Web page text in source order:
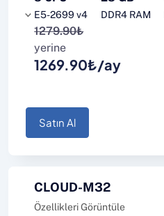
E5-2699 v4 DDR4 RAM
1279.90₺
yerine
1269.90₺/ay
Satın Al
CLOUD-M32
Özellikleri Görüntüle